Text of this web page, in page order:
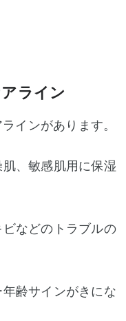
ライン
インがあります。
、敏感肌用に保湿
などのトラブルの
齢サインがきにな